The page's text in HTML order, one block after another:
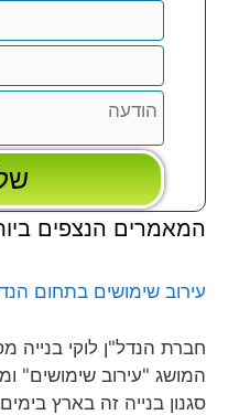
המאמרים הנצפים
עירוב שימושים בתחום
חברת הנדל"ן לוקי
המושג "עירוב שימושים"
סגנון בנייה זה בארץ